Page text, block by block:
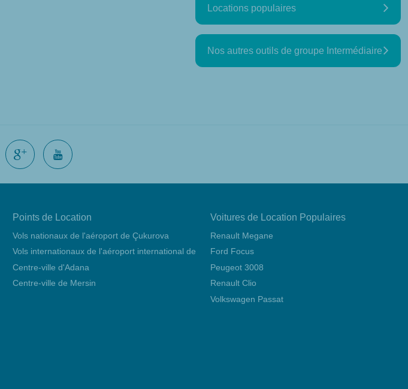
Locations populaires
Nos autres outils de groupe Intermédiaire
Points de Location
Vols nationaux de l'aéroport de Çukurova
Vols internationaux de l'aéroport international de Mersin Çukurova
Centre-ville d'Adana
Centre-ville de Mersin
Voitures de Location Populaires
Renault Megane
Ford Focus
Peugeot 3008
Renault Clio
Volkswagen Passat